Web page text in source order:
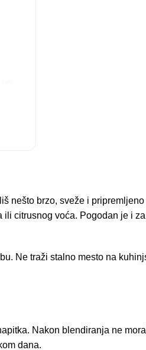
nešto brzo, sveže i
citrusnog voća. Pogodan je i
Ne traži stalno mesto na
Nakon blendiranja ne
dana.